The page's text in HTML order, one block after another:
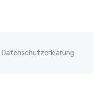
Datenschutzerklärung